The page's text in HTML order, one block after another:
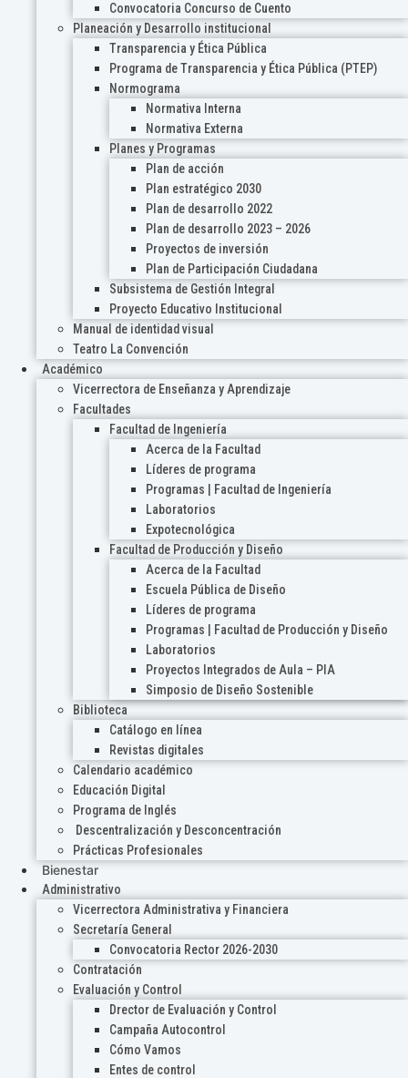
Convocatoria Concurso de Cuento
Planeación y Desarrollo institucional
Transparencia y Ética Pública
Programa de Transparencia y Ética Pública (PTEP)
Normograma
Normativa Interna
Normativa Externa
Planes y Programas
Plan de acción
Plan estratégico 2030
Plan de desarrollo 2022
Plan de desarrollo 2023 – 2026
Proyectos de inversión
Plan de Participación Ciudadana
Subsistema de Gestión Integral
Proyecto Educativo Institucional
Manual de identidad visual
Teatro La Convención
Académico
Vicerrectora de Enseñanza y Aprendizaje
Facultades
Facultad de Ingeniería
Acerca de la Facultad
Líderes de programa
Programas | Facultad de Ingeniería
Laboratorios
Expotecnológica
Facultad de Producción y Diseño
Acerca de la Facultad
Escuela Pública de Diseño
Líderes de programa
Programas | Facultad de Producción y Diseño
Laboratorios
Proyectos Integrados de Aula – PIA
Simposio de Diseño Sostenible
Biblioteca
Catálogo en línea
Revistas digitales
Calendario académico
Educación Digital
Programa de Inglés
Descentralización y Desconcentración
Prácticas Profesionales
Bienestar
Administrativo
Vicerrectora Administrativa y Financiera
Secretaría General
Convocatoria Rector 2026-2030
Contratación
Evaluación y Control
Drector de Evaluación y Control
Campaña Autocontrol
Cómo Vamos
Entes de control